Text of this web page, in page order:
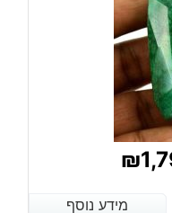
₪
מידע נוסף
מידע נוסף